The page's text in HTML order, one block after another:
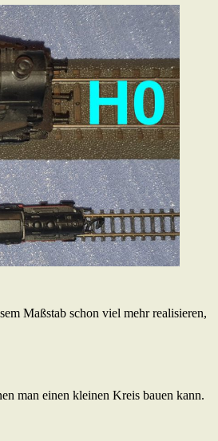
Maßstab schon viel mehr realisieren,
man einen kleinen Kreis bauen kann.